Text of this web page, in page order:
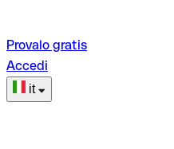
Provalo gratis
Accedi
it